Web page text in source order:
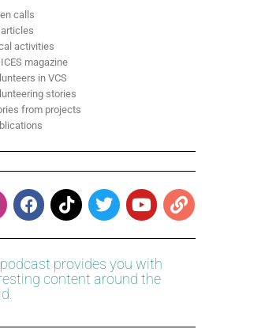
calls
activities
magazine
in VCS
stories
from projects
provides you with
content around the